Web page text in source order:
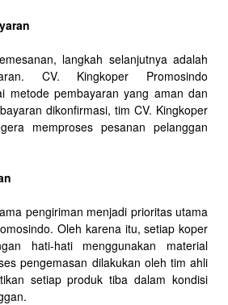
langkah selanjutnya adalah
CV. Kingkoper Promosindo
metode pembayaran yang aman dan
dikonfirmasi, tim CV. Kingkoper
memproses pesanan pelanggan
pengiriman menjadi prioritas utama
Oleh karena itu, setiap koper
hati-hati menggunakan material
pengemasan dilakukan oleh tim ahli
setiap produk tiba dalam kondisi